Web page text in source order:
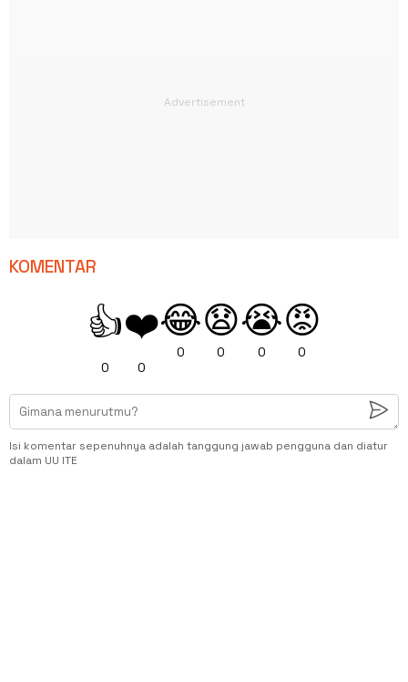
KOMENTAR
👍
0
❤️
0
😂
0
😧
0
😭
0
😡
0
Isi komentar sepenuhnya adalah tanggung jawab pengguna dan diatur
dalam UU ITE